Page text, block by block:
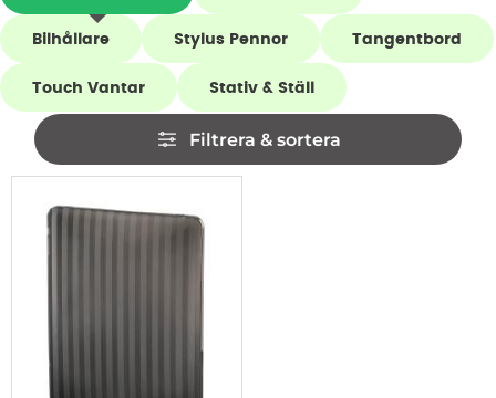
Bilhållare Stylus Pennor Tangentbord
Touch Vantar Stativ & Ställ
Hoppa
över
filtersektionen
Filtrera & sortera
Filtrera & sortera
produktlista